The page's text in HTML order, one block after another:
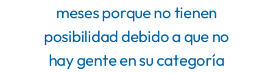
meses porque no tienen
posibilidad debido a que no
hay gente en su categoría